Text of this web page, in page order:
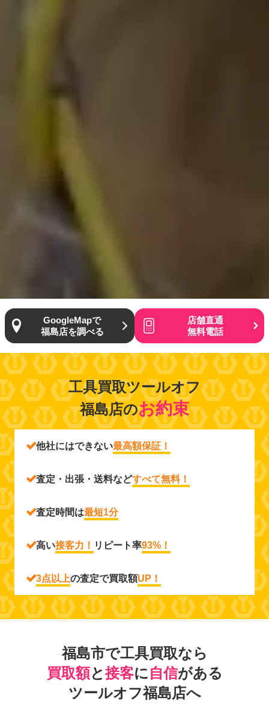
GoogleMapで
福島店を調べる
店舗直通
無料電話
工具買取ツールオフ
福島店のお約束
他社にはできない最高額保証！
査定・出張・送料などすべて無料！
査定時間は最短1分
高い接客力！ リピート率93%！
3点以上の査定で買取額UP！
福島市で工具買取なら
買取額と接客に自信がある
ツールオフ福島店へ